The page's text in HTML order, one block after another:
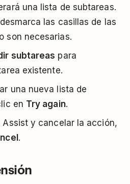
una lista de subtareas.
las casillas de las
son necesarias.
subtareas para
existente.
una nueva lista de
en Try again.
Assist y cancelar la acción,
.